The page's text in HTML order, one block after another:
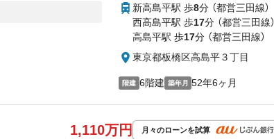
新高島平駅 歩8分 （都営三田線）
西高島平駅 歩17分 （都営三田線）
高島平駅 歩17分 （都営三田線）
東京都板橋区高島平３丁目
階建 6階建 築年月 52年6ヶ月
1,110万円 月々のローンを試算